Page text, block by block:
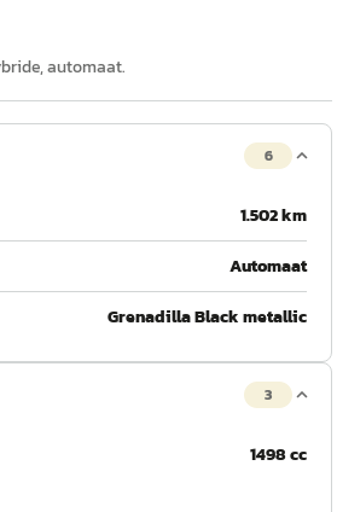
automaat.
6
1.502 km
Automaat
Grenadilla Black metallic
3
1498 cc